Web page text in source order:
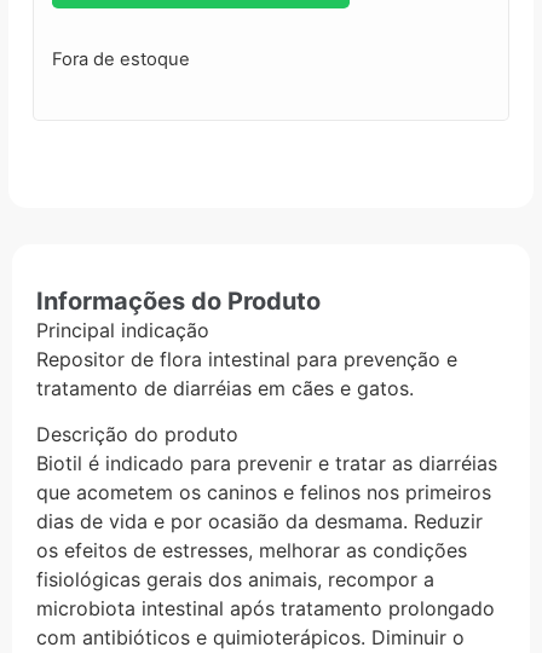
Fora de estoque
Informações do Produto
Principal indicação
Repositor de flora intestinal para prevenção e
tratamento de diarréias em cães e gatos.
Descrição do produto
Biotil é indicado para prevenir e tratar as diarréias
que acometem os caninos e felinos nos primeiros
dias de vida e por ocasião da desmama. Reduzir
os efeitos de estresses, melhorar as condições
fisiológicas gerais dos animais, recompor a
microbiota intestinal após tratamento prolongado
com antibióticos e quimioterápicos. Diminuir o